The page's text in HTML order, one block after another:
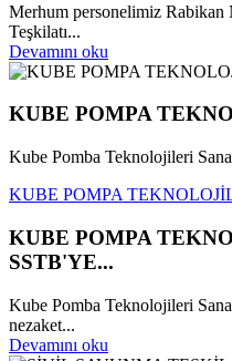
Merhum personelimiz
Teşkilatı...
Devamını oku
KUBE POMPA
Kube Pomba Teknolojileri
KUBE POMPA
KUBE POMPA
SSTB'YE...
Kube Pomba Teknolojileri
nezaket...
Devamını oku